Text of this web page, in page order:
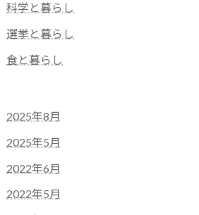
科学と暮らし
選挙と暮らし
食と暮らし
2025年8月
2025年5月
2022年6月
2022年5月